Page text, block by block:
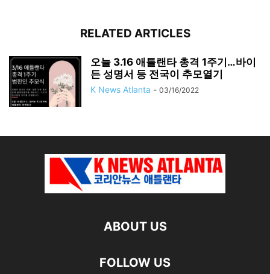
RELATED ARTICLES
오늘 3.16 애틀랜타 총격 1주기…바이
든 성명서 등 전국이 추모열기
K News Atlanta - 03/16/2022
ABOUT US
FOLLOW US